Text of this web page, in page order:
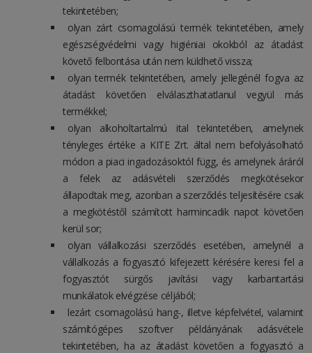
tekintetében;
olyan zárt csomagolású termék tekintetében, amely
egészségvédelmi vagy higiéniai okokból az átadást
követő felbontása után nem küldhető vissza;
olyan termék tekintetében, amely jellegénél fogva az
átadást követően elválaszthatatlanul vegyül más
termékkel;
olyan alkoholtartalmú ital tekintetében, amelynek
tényleges értéke a KITE Zrt. által nem befolyásolható
módon a piaci ingadozásoktól függ, és amelynek áráról
a felek az adásvételi szerződés megkötésekor
állapodtak meg, azonban a szerződés teljesítésére csak
a megkötéstől számított harmincadik napot követően
kerül sor;
olyan vállalkozási szerződés esetében, amelynél a
vállalkozás a fogyasztó kifejezett kérésére keresi fel a
fogyasztót sürgős javítási vagy karbantartási
munkálatok elvégzése céljából;
lezárt csomagolású hang-, illetve képfelvétel, valamint
számítógépes szoftver példányának adásvétele
tekintetében, ha az átadást követően a fogyasztó a